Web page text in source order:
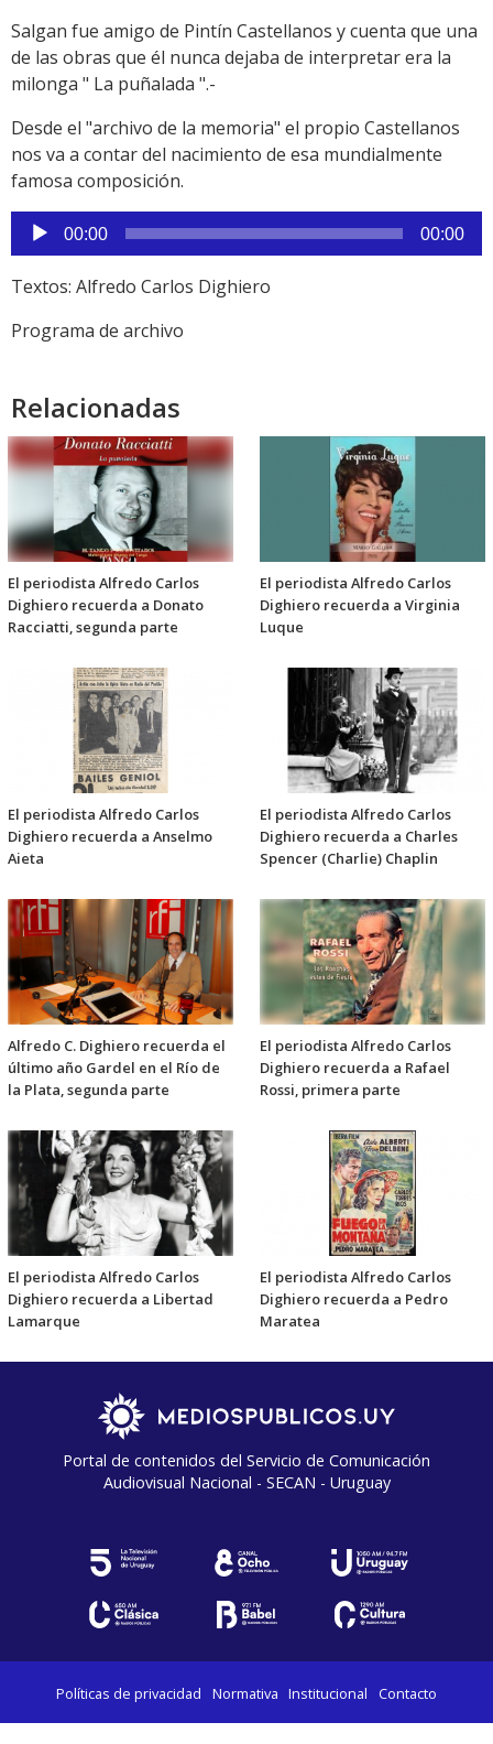
Salgan fue amigo de Pintín Castellanos y cuenta que una
de las obras que él nunca dejaba de interpretar era la
milonga " La puñalada ".-
Desde el "archivo de la memoria" el propio Castellanos
nos va a contar del nacimiento de esa mundialmente
famosa composición.
Reproductor
de
audio
00:00 00:00
Textos: Alfredo Carlos Dighiero
Programa de archivo
Relacionadas
El periodista Alfredo Carlos
Dighiero recuerda a Donato
Racciatti, segunda parte
El periodista Alfredo Carlos
Dighiero recuerda a Virginia
Luque
El periodista Alfredo Carlos
Dighiero recuerda a Anselmo
Aieta
El periodista Alfredo Carlos
Dighiero recuerda a Charles
Spencer (Charlie) Chaplin
Alfredo C. Dighiero recuerda el
último año Gardel en el Río de
la Plata, segunda parte
El periodista Alfredo Carlos
Dighiero recuerda a Rafael
Rossi, primera parte
El periodista Alfredo Carlos
Dighiero recuerda a Libertad
Lamarque
El periodista Alfredo Carlos
Dighiero recuerda a Pedro
Maratea
Portal de contenidos del Servicio de Comunicación
Audiovisual Nacional - SECAN - Uruguay
Políticas de privacidad Normativa Institucional Contacto